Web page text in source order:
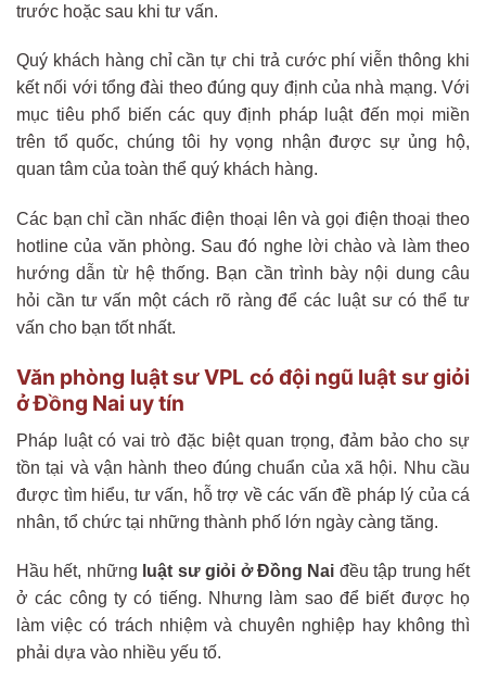
trước hoặc sau khi tư vấn.
Quý khách hàng chỉ cần tự chi trả cước phí viễn thông khi
kết nối với tổng đài theo đúng quy định của nhà mạng. Với
mục tiêu phổ biến các quy định pháp luật đến mọi miền
trên tổ quốc, chúng tôi hy vọng nhận được sự ủng hộ,
quan tâm của toàn thể quý khách hàng.
Các bạn chỉ cần nhấc điện thoại lên và gọi điện thoại theo
hotline của văn phòng. Sau đó nghe lời chào và làm theo
hướng dẫn từ hệ thống. Bạn cần trình bày nội dung câu
hỏi cần tư vấn một cách rõ ràng để các luật sư có thể tư
vấn cho bạn tốt nhất.
Văn phòng luật sư VPL có đội ngũ luật sư giỏi
ở Đồng Nai uy tín
Pháp luật có vai trò đặc biệt quan trọng, đảm bảo cho sự
tồn tại và vận hành theo đúng chuẩn của xã hội. Nhu cầu
được tìm hiểu, tư vấn, hỗ trợ về các vấn đề pháp lý của cá
nhân, tổ chức tại những thành phố lớn ngày càng tăng.
Hầu hết, những luật sư giỏi ở Đồng Nai đều tập trung hết
ở các công ty có tiếng. Nhưng làm sao để biết được họ
làm việc có trách nhiệm và chuyên nghiệp hay không thì
phải dựa vào nhiều yếu tố.